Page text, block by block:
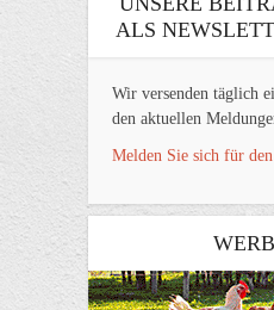
ALS
Wir versenden täglich
den aktuellen
Melden Sie sich für